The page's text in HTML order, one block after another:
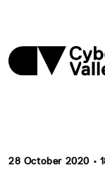
28 October 2020 •